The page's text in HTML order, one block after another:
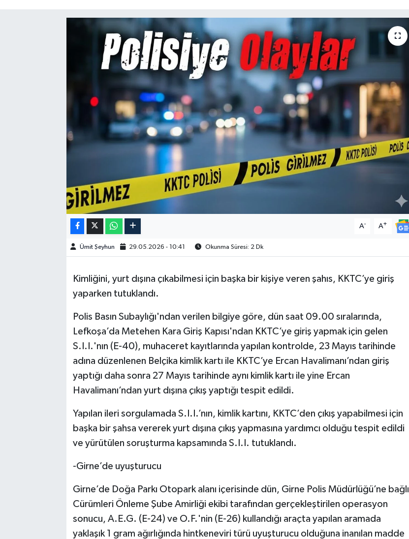
A- A+
Ümit Şeyhun 29.05.2026 - 10:41 Okunma Süresi: 2 Dk
Kimliğini, yurt dışına çıkabilmesi için başka bir kişiye veren şahıs, KKTC’ye giriş
yaparken tutuklandı.
Polis Basın Subaylığı'ndan verilen bilgiye göre, dün saat 09.00 sıralarında,
Lefkoşa’da Metehen Kara Giriş Kapısı'ndan KKTC’ye giriş yapmak için gelen
S.I.I.'nın (E-40), muhaceret kayıtlarında yapılan kontrolde, 23 Mayıs tarihinde
adına düzenlenen Belçika kimlik kartı ile KKTC’ye Ercan Havalimanı’ndan giriş
yaptığı daha sonra 27 Mayıs tarihinde aynı kimlik kartı ile yine Ercan
Havalimanı’ndan yurt dışına çıkış yaptığı tespit edildi.
Yapılan ileri sorgulamada S.I.I.’nın, kimlik kartını, KKTC’den çıkış yapabilmesi için
başka bir şahsa vererek yurt dışına çıkış yapmasına yardımcı olduğu tespit edildi
ve yürütülen soruşturma kapsamında S.I.I. tutuklandı.
-Girne’de uyuşturucu
Girne’de Doğa Parkı Otopark alanı içerisinde dün, Girne Polis Müdürlüğü’ne bağlı
Cürümleri Önleme Şube Amirliği ekibi tarafından gerçekleştirilen operasyon
sonucu, A.E.G. (E-24) ve O.F.'nin (E-26) kullandığı araçta yapılan aramada
yaklaşık 1 gram ağırlığında hintkeneviri türü uyuşturucu olduğuna inanılan madde